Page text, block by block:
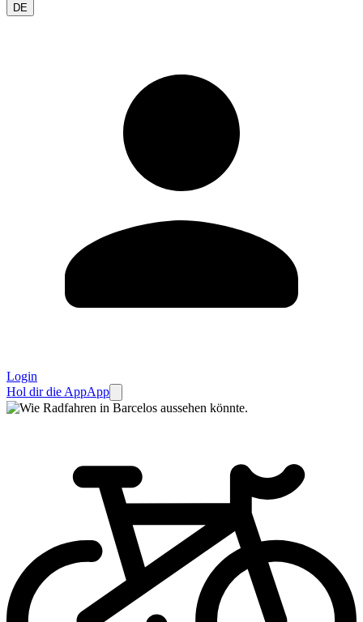
DE
Login
Hol dir die AppApp